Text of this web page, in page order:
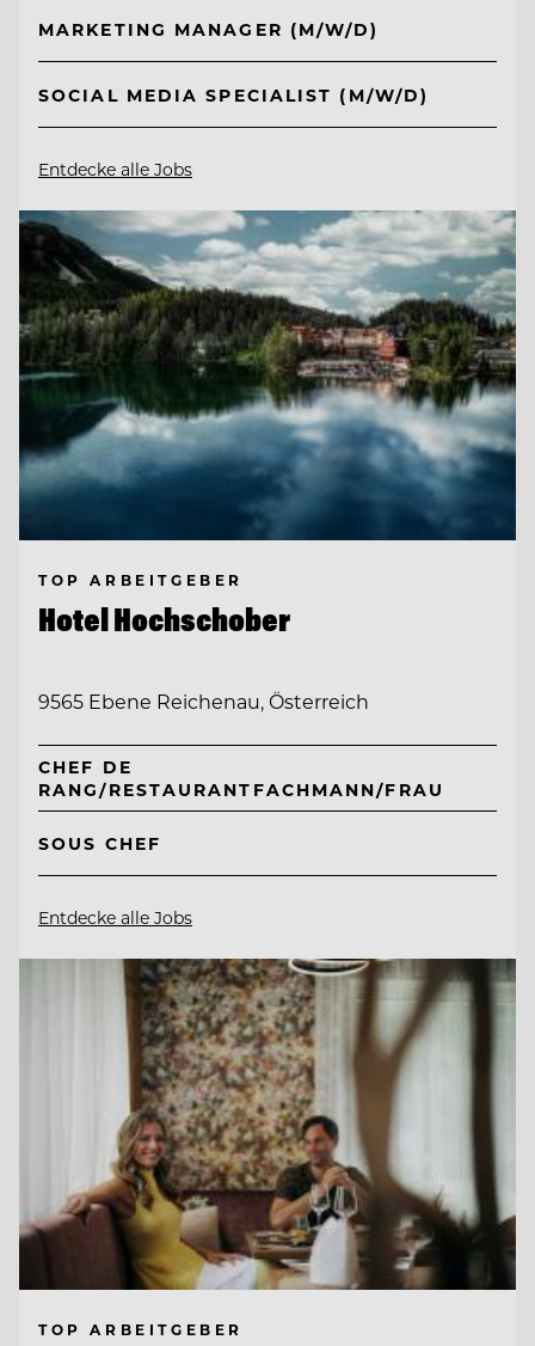
MARKETING MANAGER (M/W/D)
SOCIAL MEDIA SPECIALIST (M/W/D)
Entdecke alle Jobs
TOP ARBEITGEBER
Hotel Hochschober
9565 Ebene Reichenau, Österreich
CHEF DE
RANG/RESTAURANTFACHMANN/FRAU
SOUS CHEF
Entdecke alle Jobs
TOP ARBEITGEBER